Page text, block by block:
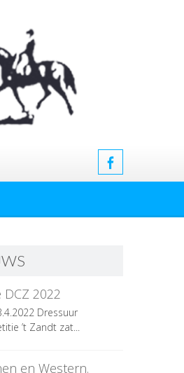
DCZ 2022
Dressuur
’t Zandt zat...
en Western.